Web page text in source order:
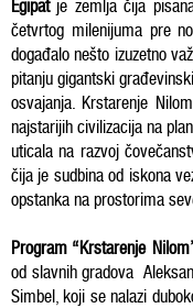
Egipat je zemlja čija
četvrtog milenijuma pre
događalo nešto izuzetno
pitanju gigantski
osvajanja. Krstarenje
najstarijih civilizacija na
uticala na razvoj
čija je sudbina od iskona
opstanka na prostorima
Program “Krstarenje
od slavnih gradova
Simbel, koji se nalazi